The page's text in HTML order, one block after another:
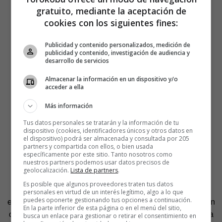
Al principio sólo eran cinco, pero ahora más de mil
quinientas se alojan en paredes de todo el mundo,
esperando a que alguien recoja los archivos que contienen
o deje los suyos propios. Hay incluso una en una botella a
gratuito, mediante la aceptación de
cookies con los siguientes fines:
Publicidad y contenido personalizados, medición de
publicidad y contenido, investigación de audiencia y
desarrollo de servicios
Almacenar la información en un dispositivo y/o
acceder a ella
Más información
Tus datos personales se tratarán y la información de tu
dispositivo (cookies, identificadores únicos y otros datos en
el dispositivo) podrá ser almacenada y consultada por 205
partners y compartida con ellos, o bien usada
específicamente por este sitio. Tanto nosotros como
nuestros partners podemos usar datos precisos de
geolocalización. Lista de partners.
Es posible que algunos proveedores traten tus datos
personales en virtud de un interés legítimo, algo a lo que
puedes oponerte gestionando tus opciones a continuación.
En la parte inferior de esta página o en el menú del sitio,
busca un enlace para gestionar o retirar el consentimiento en